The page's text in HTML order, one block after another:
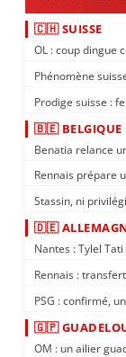
🇨🇭 SUISSE
OL : coup dingue
Phénomène
Prodige suisse :
🇧🇪 BELGIQUE
Benatia relance
Rennais prépare
Stassin, ni
🇩🇪
Nantes : Tylel
Rennais :
PSG : confirmé,
🇬🇵
OM : un ailier